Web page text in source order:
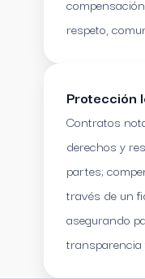
respeto,
Protección
Contratos
derechos y
partes;
través de un
asegurando
transparencia